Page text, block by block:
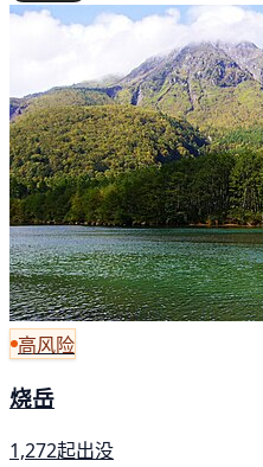
高风险
烧岳
1,272起出没